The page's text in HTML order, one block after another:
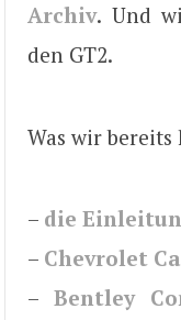
Archiv. Und
den GT2.
Was wir
– die
– Chevrolet
– Bentley